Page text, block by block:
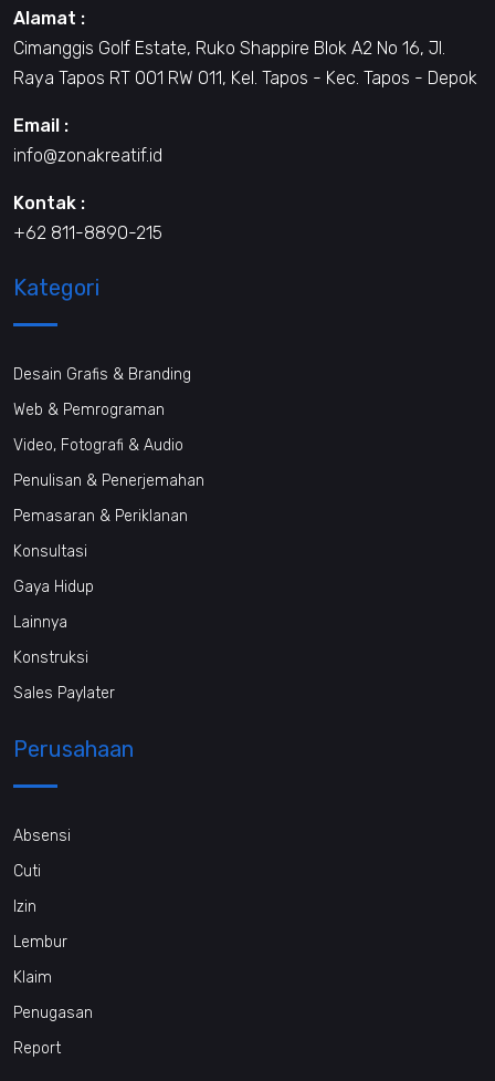
Alamat :
Cimanggis Golf Estate, Ruko Shappire Blok A2 No 16, Jl.
Raya Tapos RT 001 RW 011, Kel. Tapos - Kec. Tapos - Depok
Email :
info@zonakreatif.id
Kontak :
+62 811-8890-215
Kategori
Desain Grafis & Branding
Web & Pemrograman
Video, Fotografi & Audio
Penulisan & Penerjemahan
Pemasaran & Periklanan
Konsultasi
Gaya Hidup
Lainnya
Konstruksi
Sales Paylater
Perusahaan
Absensi
Cuti
Izin
Lembur
Klaim
Penugasan
Report